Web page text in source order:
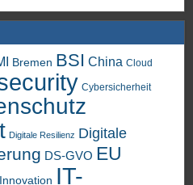
Bremen BSI China Cloud
Cybersicherheit
Digitale Resilienz Digitale
DS-GVO EU
Innovation IT-